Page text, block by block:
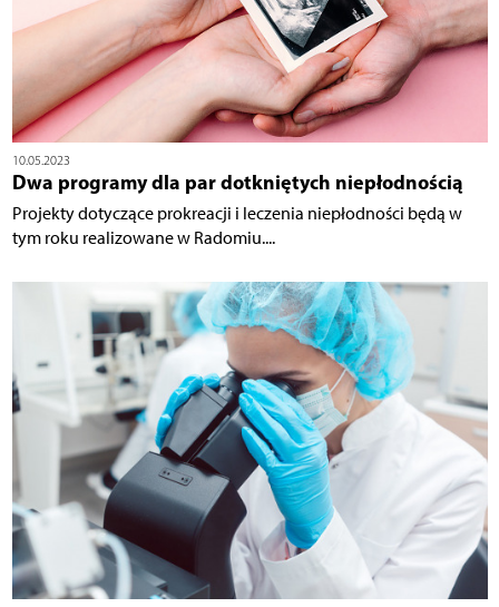
10.05.2023
Dwa programy dla par dotkniętych niepłodnością
Projekty dotyczące prokreacji i leczenia niepłodności będą w
tym roku realizowane w Radomiu....